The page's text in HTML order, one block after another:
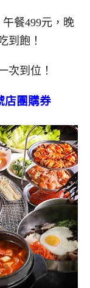
餐499元，晚
到飽！
次到位！
店團購券